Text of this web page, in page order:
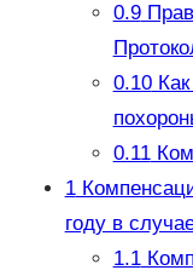
0.9
0.10Как
0.11
1
году в
1.1